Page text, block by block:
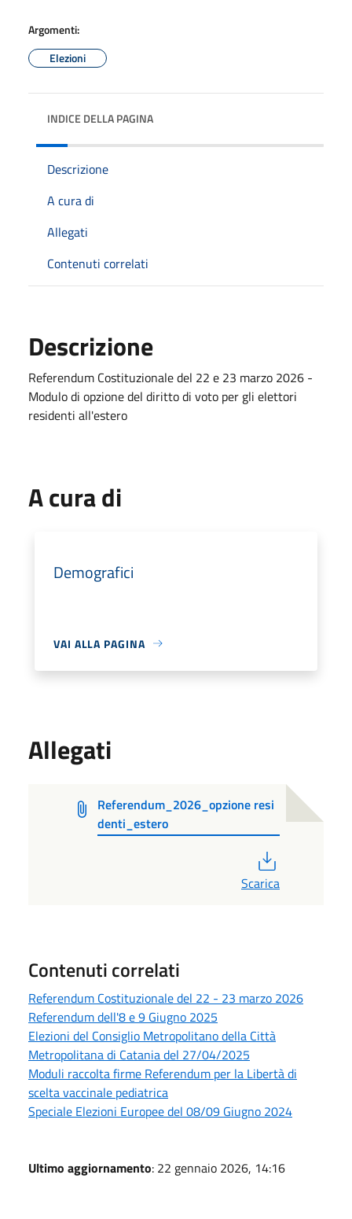
Argomenti:
Elezioni
INDICE DELLA PAGINA
Descrizione
A cura di
Allegati
Contenuti correlati
Descrizione
Referendum Costituzionale del 22 e 23 marzo 2026 -
Modulo di opzione del diritto di voto per gli elettori
residenti all'estero
A cura di
Demografici
VAI ALLA PAGINA
Allegati
Referendum_2026_opzione resi
denti_estero
Scarica
Contenuti correlati
Referendum Costituzionale del 22 - 23 marzo 2026
Referendum dell'8 e 9 Giugno 2025
Elezioni del Consiglio Metropolitano della Città
Metropolitana di Catania del 27/04/2025
Moduli raccolta firme Referendum per la Libertà di
scelta vaccinale pediatrica
Speciale Elezioni Europee del 08/09 Giugno 2024
Ultimo aggiornamento: 22 gennaio 2026, 14:16